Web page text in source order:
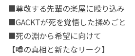
■尊敬する先輩の楽屋に殴り込み
■GACKTが死を覚悟した揉めごと
■死の淵から希望に向けて
【噂の真相と新たなリーク】